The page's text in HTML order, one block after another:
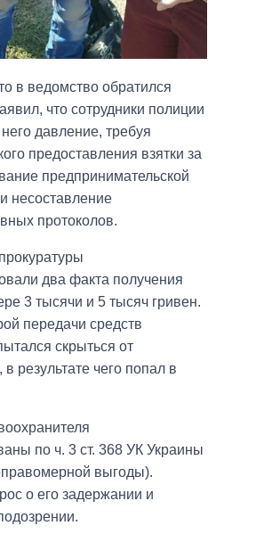
в ведомство обратился
что сотрудники полиции
давление, требуя
предоставления взятки за
предпринимательской
несоставление
протоколов.
два факта получения
3 тысячи и 5 тысяч гривен.
передачи средств
скрыться от
результате чего попал в
по ч. 3 ст. 368 УК Украины
выгоды).
о его задержании и